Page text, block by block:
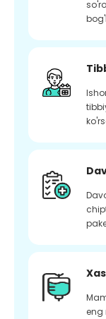
eng